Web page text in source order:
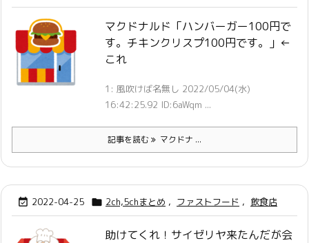
マクドナルド「ハンバーガー100円で
す。チキンクリスプ100円です。」←
これ
1: 風吹けば名無し 2022/05/04(水)
16:42:25.92 ID:6aWqm ...
記事を読む マクドナ ...
 2022-04-25  2ch,5chまとめ , ファストフード , 飲食店
助けてくれ！サイゼリヤ来たんだが会